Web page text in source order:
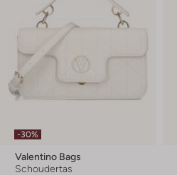
-30%
Valentino Bags
Schoudertas